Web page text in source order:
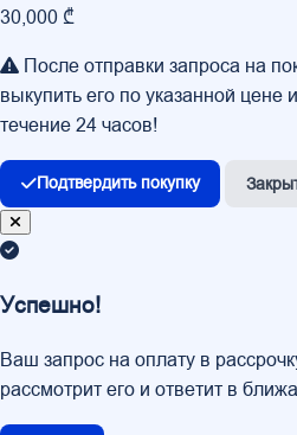
30,000 ₾
После отправки запроса на
выкупить его по указанной цене
течение 24 часов!
Подтвердить покупку
Успешно!
Ваш запрос на оплату в
рассмотрит его и ответит в